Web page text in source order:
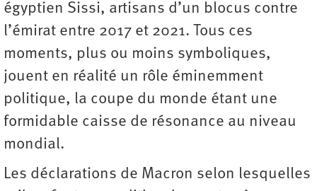
égyptien Sissi, artisans d’un blocus contre
l’émirat entre 2017 et 2021. Tous ces
moments, plus ou moins symboliques,
jouent en réalité un rôle éminemment
politique, la coupe du monde étant une
formidable caisse de résonance au niveau
mondial.
Les déclarations de Macron selon lesquelles